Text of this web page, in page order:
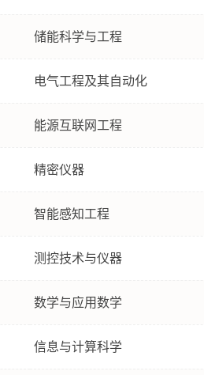
储能科学与工程
电气工程及其自动化
能源互联网工程
精密仪器
智能感知工程
测控技术与仪器
数学与应用数学
信息与计算科学